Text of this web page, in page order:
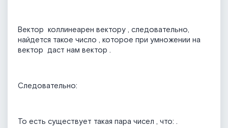
Вектор коллинеарен вектору , следовательно,
найдется такое число , которое при умножении на
вектор даст нам вектор .
Следовательно:
То есть существует такая пара чисел , что: .